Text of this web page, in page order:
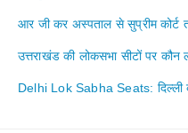
आर जी कर अस्पताल से सुप्रीम
उत्तराखंड की लोकसभा सीटों पर कौन
Delhi Lok Sabha Seats: दिल्ली